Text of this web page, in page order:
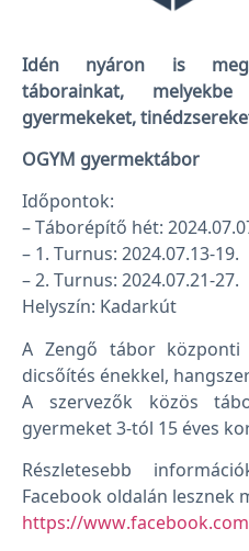
Idén nyáron is
táborainkat,
gyermekeket,
OGYM gyermektábor
Időpontok:
– Táborépítő hét:
– 1. Turnus: 2024.07.13-19.
– 2. Turnus: 2024.07.21-27.
Helyszín: Kadarkút
A Zengő tábor
dicsőítés énekkel,
A szervezők közös
gyermeket 3-tól 15 éves
Részletesebb
Facebook oldalán lesznek
https://